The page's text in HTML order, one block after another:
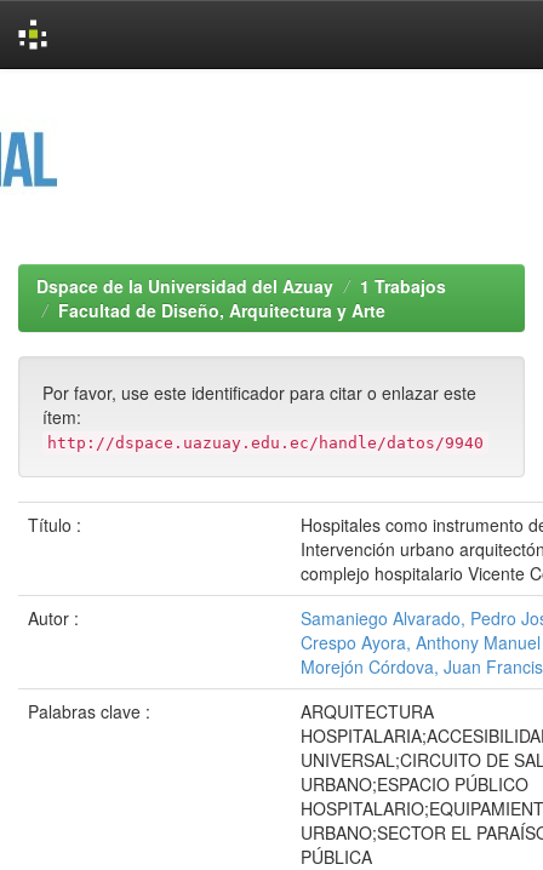
Dspace de la Universidad del Azuay
1 Trabajos
Facultad de Diseño, Arquitectura y Arte
Por favor, use este identificador para citar o enlazar este
ítem:
http://dspace.uazuay.edu.ec/handle/datos/9940
Título :
Hospitales como instrumento
Intervención urbano
complejo hospitalario Vicente
Autor :
Samaniego Alvarado, Pedro
Crespo Ayora, Anthony Manuel
Morejón Córdova, Juan
Palabras clave :
ARQUITECTURA
UNIVERSAL;CIRCUITO DE
URBANO;ESPACIO PÚBLICO
URBANO;SECTOR EL
PÚBLICA